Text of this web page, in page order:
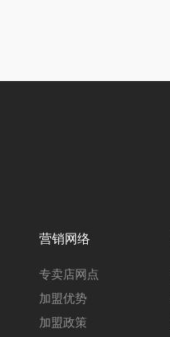
营销网络
专卖店网点
加盟优势
加盟政策